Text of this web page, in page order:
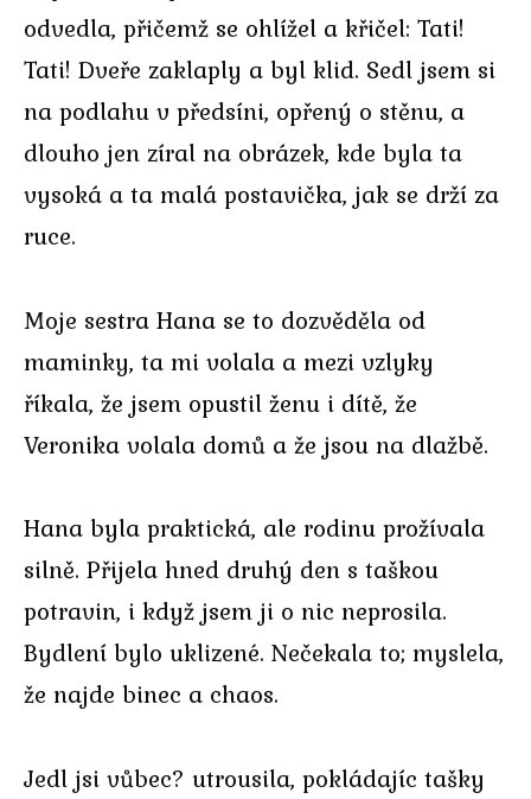
odvedla, přičemž se ohlížel a křičel: Tati!
Tati! Dveře zaklaply a byl klid. Sedl jsem si
na podlahu v předsíni, opřený o stěnu, a
dlouho jen zíral na obrázek, kde byla ta
vysoká a ta malá postavička, jak se drží za
ruce.
Moje sestra Hana se to dozvěděla od
maminky, ta mi volala a mezi vzlyky
říkala, že jsem opustil ženu i dítě, že
Veronika volala domů a že jsou na dlažbě.
Hana byla praktická, ale rodinu prožívala
silně. Přijela hned druhý den s taškou
potravin, i když jsem ji o nic neprosila.
Bydlení bylo uklizené. Nečekala to; myslela,
že najde binec a chaos.
Jedl jsi vůbec? utrousila, pokládajíc tašky